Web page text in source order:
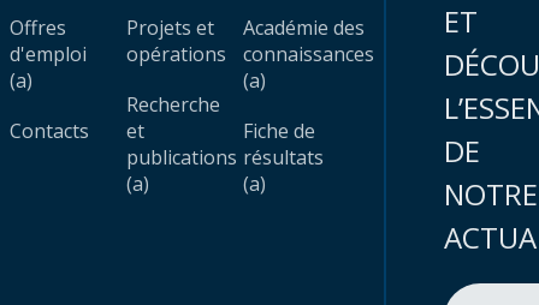
Offres
d'emploi
(a)
Contacts
Projets et
opérations
Recherche
et
publications
(a)
Académie des
connaissances
(a)
Fiche de
résultats
(a)
ET
DE
NOTRE